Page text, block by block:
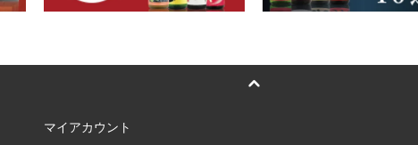
マイアカウント